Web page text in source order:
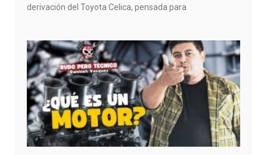
derivación del Toyota Celica, pensada para